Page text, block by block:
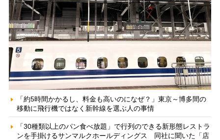
「約5時間かかるし、料金も高いのになぜ？」東京～博多間の
移動に飛行機ではなく新幹線を選ぶ人の事情
「30種類以上のパン食べ放題」で行列のできる新形態レストラ
ンを手掛けるサンマルクホールディングス 同社に聞いた「店